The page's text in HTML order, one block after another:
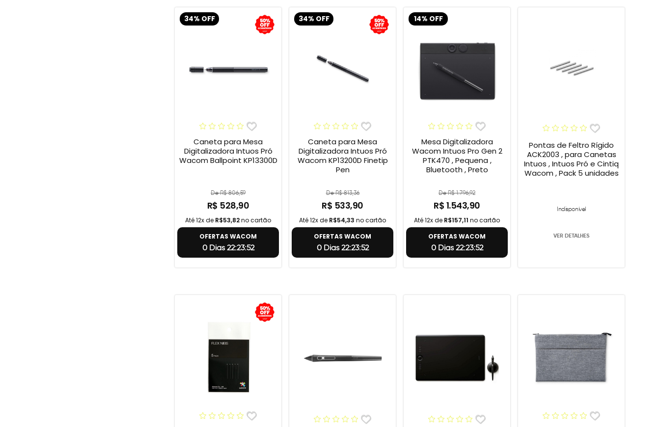
34% OFF
Caneta para Mesa
Digitalizadora Intuos Pró
Wacom Ballpoint KP13300D
De R$ 806,59
R$ 528,90
Até 12x de R$53,82no cartão
OFERTAS WACOM
0 Dias 22:23:51
34% OFF
Caneta para Mesa
Digitalizadora Intuos Pró
Wacom KP13200D Finetip
Pen
De R$ 813,36
R$ 533,90
Até 12x de R$54,33 no cartão
OFERTAS WACOM
0 Dias 22:23:51
14% OFF
Mesa Digitalizadora
Wacom Intuos Pro Gen 2
PTK470 , Pequena ,
Bluetooth , Preto
De R$ 1.796,92
R$ 1.543,90
Até 12x de R$157,11 no cartão
OFERTAS WACOM
0 Dias 22:23:51
Pontas de Feltro Rígido
ACK2003 , para Canetas
Intuos , Intuos Pró e Cintiq
Wacom , Pack 5 unidades
Indisponível
VER DETALHES